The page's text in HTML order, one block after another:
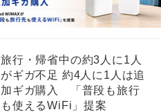
旅行・帰省中の約3人に1人
がギガ不足 約4人に1人は追
加ギガ購入 「普段も旅行
も使えるWiFi」提案